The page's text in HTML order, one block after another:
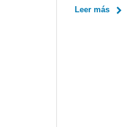
Leer más